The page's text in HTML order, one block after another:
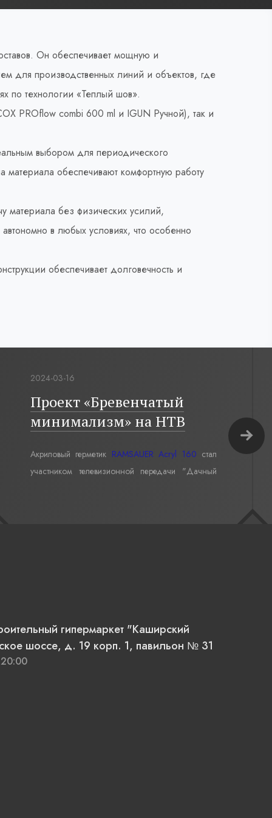
Он обеспечивает мощную и
для производственных линий и объектов, где
по технологии «Теплый шов».
PROflow combi 600 ml и IGUN Ручной), так и
выбором для периодического
материала обеспечивают комфортную работу
материала без физических усилий,
в любых условиях, что особенно
обеспечивает долговечность и
2024-03-16
Проект «Бревенчатый
минимализм» на НТВ
Акриловый герметик RAMSAUER Acryl 160 стал
участником телевизионной передачи "Дачный
гипермаркет "Каширский
шоссе, д. 19 корп. 1, павильон № 31